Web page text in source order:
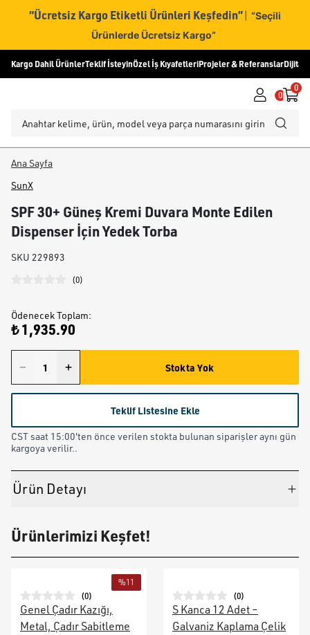
“Ücretsiz Kargo Etiketli Ürünleri Keşfedin” | “Seçili
Ürünlerde Ücretsiz Kargo”
Kargo Dahil ÜrünlerTeklif İsteyinÖzel İş KıyafetleriProjeler & ReferanslarDijital
0
0
Ana Sayfa
SunX
SPF 30+ Güneş Kremi Duvara Monte Edilen
Dispenser İçin Yedek Torba
SKU 229893
(0)
Ödenecek Toplam:
₺ 1,935.90
Stokta Yok
Teklif Listesine Ekle
CST saat 15:00'ten önce verilen stokta bulunan siparişler aynı gün
kargoya verilir..
Ürün Detayı
Ürünlerimizi Keşfet!
%11
(0)
Genel Çadır Kazığı,
Metal, Çadır Sabitleme
(0)
S Kanca 12 Adet –
Galvaniz Kaplama Çelik